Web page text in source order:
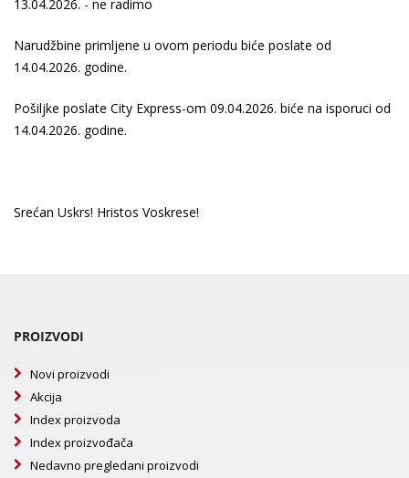
13.04.2026. - ne radimo
Narudžbine primljene u ovom periodu biće poslate od
14.04.2026. godine.
Pošiljke poslate City Express-om 09.04.2026. biće na isporuci od
14.04.2026. godine.
Srećan Uskrs! Hristos Voskrese!
PROIZVODI
Novi proizvodi
Akcija
Index proizvoda
Index proizvođača
Nedavno pregledani proizvodi